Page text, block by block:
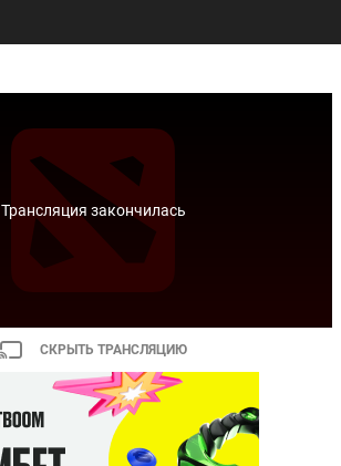
Трансляция закончилась
СКРЫТЬ ТРАНСЛЯЦИЮ